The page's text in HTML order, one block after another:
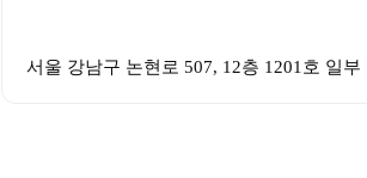
서울 강남구 논현로 507, 12층 1201호 일부